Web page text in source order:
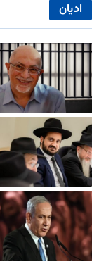
ادیان